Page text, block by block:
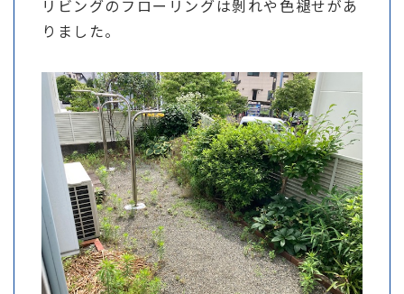
リビングのフローリングは剝れや色褪せがあ
りました。